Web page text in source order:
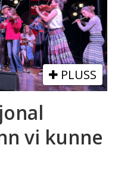
PLUSS
vi kunne